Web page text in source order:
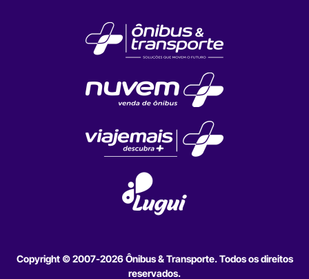
Copyright © 2007-2026 Ônibus & Transporte. Todos os direitos
reservados.